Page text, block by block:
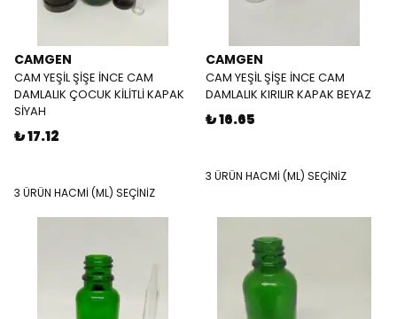
CAMGEN
CAM YEŞİL ŞİŞE İNCE CAM
DAMLALIK ÇOCUK KİLİTLİ KAPAK
SİYAH
₺ 17.12
3 ÜRÜN HACMİ (ML) SEÇİNİZ
CAMGEN
CAM YEŞİL ŞİŞE İNCE CAM
DAMLALIK KIRILIR KAPAK BEYAZ
₺ 16.65
3 ÜRÜN HACMİ (ML) SEÇİNİZ